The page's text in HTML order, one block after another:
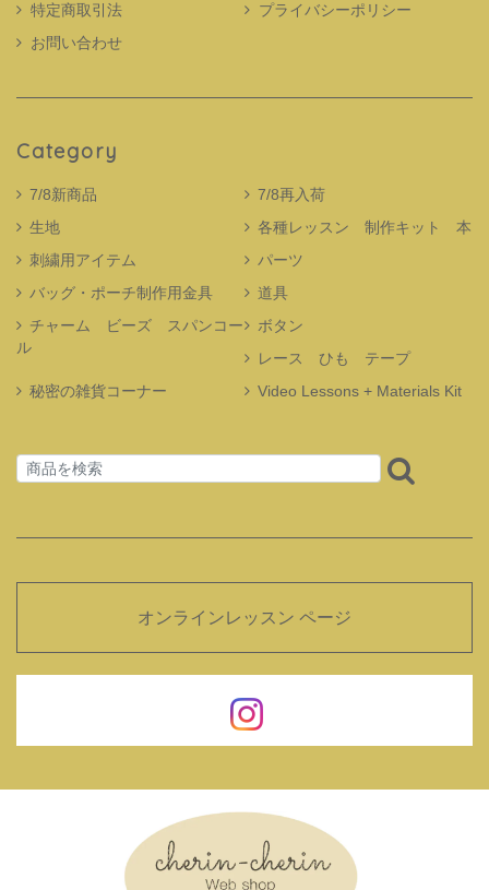
特定商取引法
プライバシーポリシー
お問い合わせ
Category
7/8新商品
7/8再入荷
生地
各種レッスン 制作キット 本
刺繍用アイテム
パーツ
バッグ・ポーチ制作用金具
道具
チャーム ビーズ スパンコー
ル
ボタン
レース ひも テープ
秘密の雑貨コーナー
Video Lessons + Materials Kit
オンラインレッスン ページ